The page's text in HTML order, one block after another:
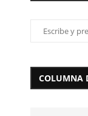
COLUMNA